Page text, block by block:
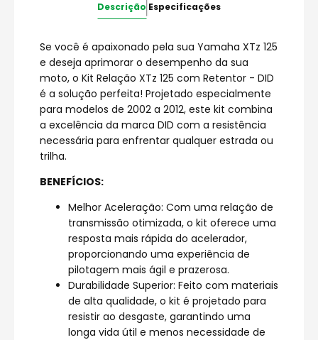
Descrição Especificações
Se você é apaixonado pela sua Yamaha XTz 125
e deseja aprimorar o desempenho da sua
moto, o Kit Relação XTz 125 com Retentor - DID
é a solução perfeita! Projetado especialmente
para modelos de 2002 a 2012, este kit combina
a excelência da marca DID com a resistência
necessária para enfrentar qualquer estrada ou
trilha.
BENEFÍCIOS:
Melhor Aceleração: Com uma relação de
transmissão otimizada, o kit oferece uma
resposta mais rápida do acelerador,
proporcionando uma experiência de
pilotagem mais ágil e prazerosa.
Durabilidade Superior: Feito com materiais
de alta qualidade, o kit é projetado para
resistir ao desgaste, garantindo uma
longa vida útil e menos necessidade de